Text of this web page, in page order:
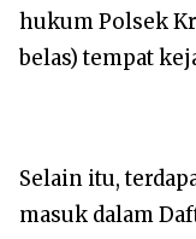
hukum Polsek
belas) tempat
Selain itu,
masuk dalam